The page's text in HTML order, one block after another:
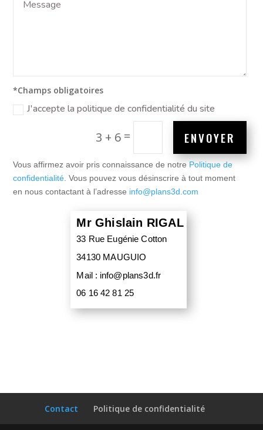
*Champs obligatoires
J'accepte la politique de confidentialité du site
3 + 6 = ENVOYER
Vous affirmez avoir pris connaissance de notre Politique de
confidentialité. Vous pouvez vous désinscrire à tout moment
en nous contactant à l’adresse info@plans3d.com
Mr Ghislain RIGAL
33 Rue Eugénie Cotton
34130 MAUGUIO
Mail : info@plans3d.fr
06 16 42 81 25
Contact Politique de confidentialité